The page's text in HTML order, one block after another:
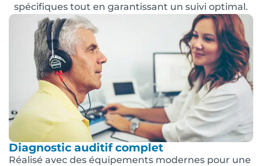
spécifiques tout en garantissant un suivi optimal.
Diagnostic auditif complet
Réalisé avec des équipements modernes pour une